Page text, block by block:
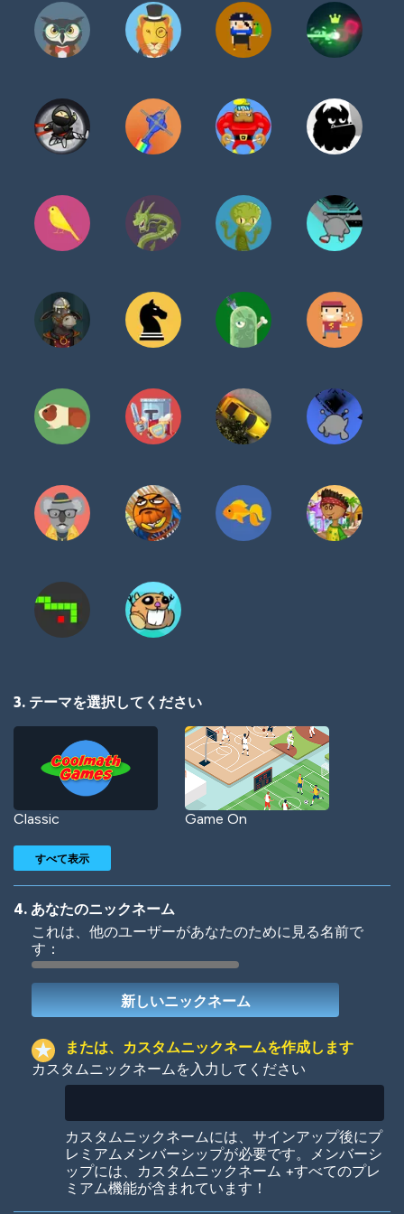
3. テーマを選択してください
Classic Game On
Woof
Colorful
すべて表示
4. あなたのニックネーム
これは、他のユーザーがあなたのために見る名前で
す：
または、カスタムニックネームを作成します
カスタムニックネームを入力してください
カスタムニックネームには、サインアップ後にプ
レミアムメンバーシップが必要です。メンバーシ
ップには、カスタムニックネーム +すべてのプレ
ミアム機能が含まれています！